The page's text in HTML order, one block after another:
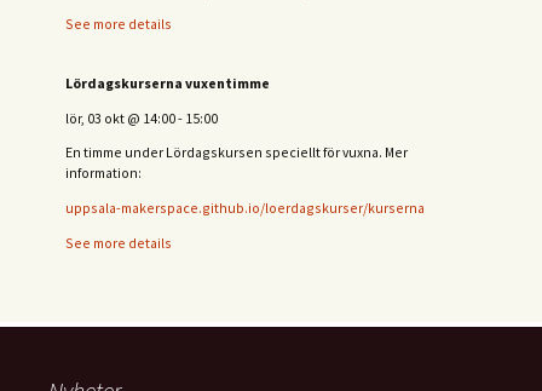
See more details
Lördagskurserna vuxentimme
lör, 03 okt @ 14:00- 15:00
En timme under Lördagskursen speciellt för vuxna. Mer
information:
uppsala-makerspace.github.io/loerdagskurser/kurserna
See more details